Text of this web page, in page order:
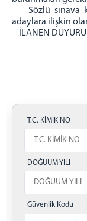
Sözlü sınava
adaylara ilişkin
İLANEN
T.C. KİMİK NO
DOĞUUM YILI
Güvenlik Kodu